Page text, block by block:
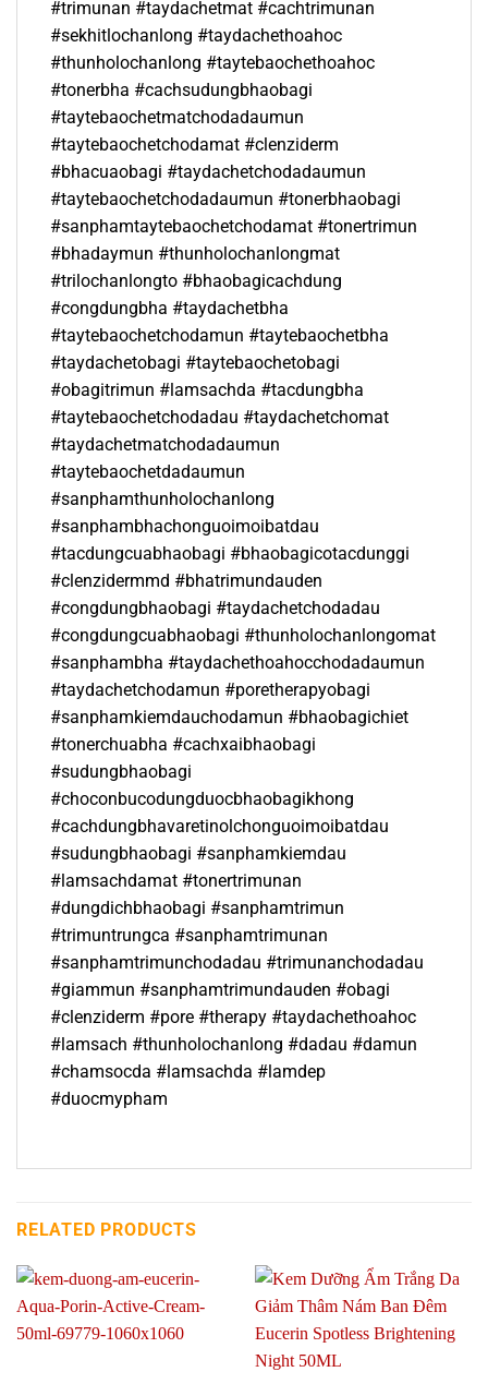
#trimunan #taydachetmat #cachtrimunan
#sekhitlochanlong #taydachethoahoc
#thunholochanlong #taytebaochethoahoc
#tonerbha #cachsudungbhaobagi
#taytebaochetmatchodadaumun
#taytebaochetchodamat #clenziderm
#bhacuaobagi #taydachetchodadaumun
#taytebaochetchodadaumun #tonerbhaobagi
#sanphamtaytebaochetchodamat #tonertrimun
#bhadaymun #thunholochanlongmat
#trilochanlongto #bhaobagicachdung
#congdungbha #taydachetbha
#taytebaochetchodamun #taytebaochetbha
#taydachetobagi #taytebaochetobagi
#obagitrimun #lamsachda #tacdungbha
#taytebaochetchodadau #taydachetchomat
#taydachetmatchodadaumun
#taytebaochetdadaumun
#sanphamthunholochanlong
#sanphambhachonguoimoibatdau
#tacdungcuabhaobagi #bhaobagicotacdunggi
#clenzidermmd #bhatrimundauden
#congdungbhaobagi #taydachetchodadau
#congdungcuabhaobagi #thunholochanlongomat
#sanphambha #taydachethoahocchodadaumun
#taydachetchodamun #poretherapyobagi
#sanphamkiemdauchodamun #bhaobagichiet
#tonerchuabha #cachxaibhaobagi
#sudungbhaobagi
#choconbucodungduocbhaobagikhong
#cachdungbhavaretinolchonguoimoibatdau
#sudungbhaobagi #sanphamkiemdau
#lamsachdamat #tonertrimunan
#dungdichbhaobagi #sanphamtrimun
#trimuntrungca #sanphamtrimunan
#sanphamtrimunchodadau #trimunanchodadau
#giammun #sanphamtrimundauden #obagi
#clenziderm #pore #therapy #taydachethoahoc
#lamsach #thunholochanlong #dadau #damun
#chamsocda #lamsachda #lamdep
#duocmypham
RELATED PRODUCTS